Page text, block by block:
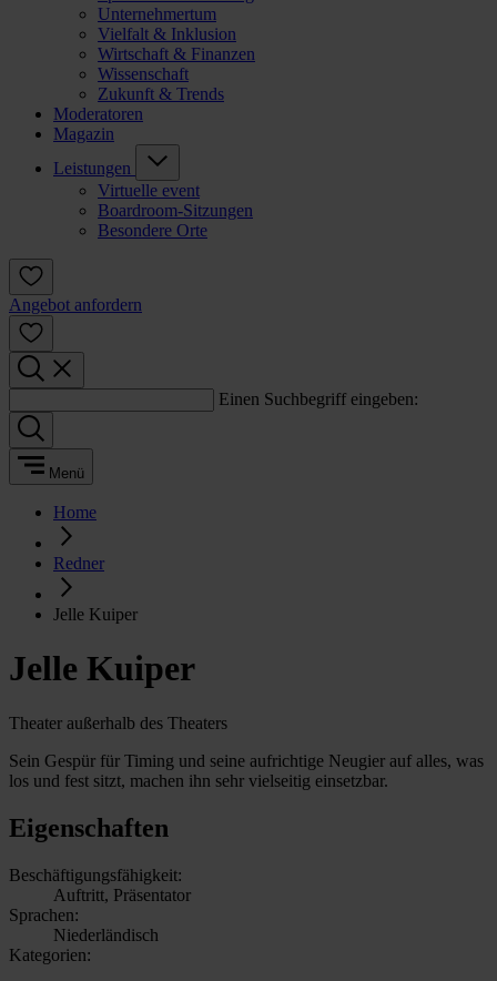
Unternehmertum
Vielfalt & Inklusion
Wirtschaft & Finanzen
Wissenschaft
Zukunft & Trends
Moderatoren
Magazin
Leistungen
Virtuelle event
Boardroom-Sitzungen
Besondere Orte
Angebot anfordern
Einen Suchbegriff eingeben:
Menü
Home
Redner
Jelle Kuiper
Jelle Kuiper
Theater außerhalb des Theaters
Sein Gespür für Timing und seine aufrichtige Neugier auf alles, was
los und fest sitzt, machen ihn sehr vielseitig einsetzbar.
Eigenschaften
Beschäftigungsfähigkeit:
Auftritt, Präsentator
Sprachen:
Niederländisch
Kategorien: